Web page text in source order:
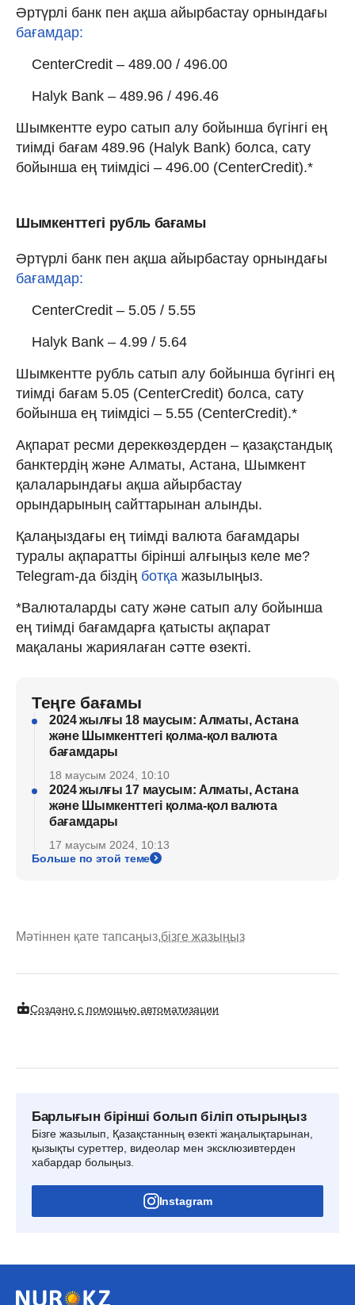
Әртүрлі банк пен ақша айырбастау орнындағы
бағамдар:
CenterCredit – 489.00 / 496.00
Halyk Bank – 489.96 / 496.46
Шымкентте еуро сатып алу бойынша бүгінгі ең
тиімді бағам 489.96 (Halyk Bank) болса, сату
бойынша ең тиімдісі – 496.00 (CenterCredit).*
Шымкенттегі рубль бағамы
Әртүрлі банк пен ақша айырбастау орнындағы
бағамдар:
CenterCredit – 5.05 / 5.55
Halyk Bank – 4.99 / 5.64
Шымкентте рубль сатып алу бойынша бүгінгі ең
тиімді бағам 5.05 (CenterCredit) болса, сату
бойынша ең тиімдісі – 5.55 (CenterCredit).*
Ақпарат ресми дереккөздерден – қазақстандық
банктердің және Алматы, Астана, Шымкент
қалаларындағы ақша айырбастау
орындарының сайттарынан алынды.
Қалаңыздағы ең тиімді валюта бағамдары
туралы ақпаратты бірінші алғыңыз келе ме?
Telegram-да біздің ботқа жазылыңыз.
*Валюталарды сату және сатып алу бойынша
ең тиімді бағамдарға қатысты ақпарат
мақаланы жариялаған сәтте өзекті.
Теңге бағамы
2024 жылғы 18 маусым: Алматы, Астана
және Шымкенттегі қолма-қол валюта
бағамдары
18 маусым 2024, 10:10
2024 жылғы 17 маусым: Алматы, Астана
және Шымкенттегі қолма-қол валюта
бағамдары
17 маусым 2024, 10:13
Больше по этой теме
Мәтіннен қате тапсаңыз,бізге жазыңыз
Создано с помощью автоматизации
Барлығын бірінші болып біліп отырыңыз
Бізге жазылып, Қазақстанның өзекті жаңалықтарынан,
қызықты суреттер, видеолар мен эксклюзивтерден
хабардар болыңыз.
Instagram